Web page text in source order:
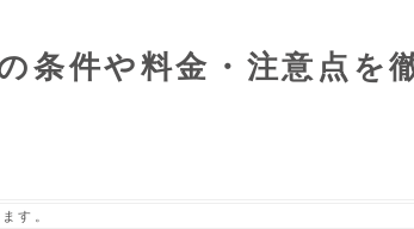
条件や料金・注意点を
す。